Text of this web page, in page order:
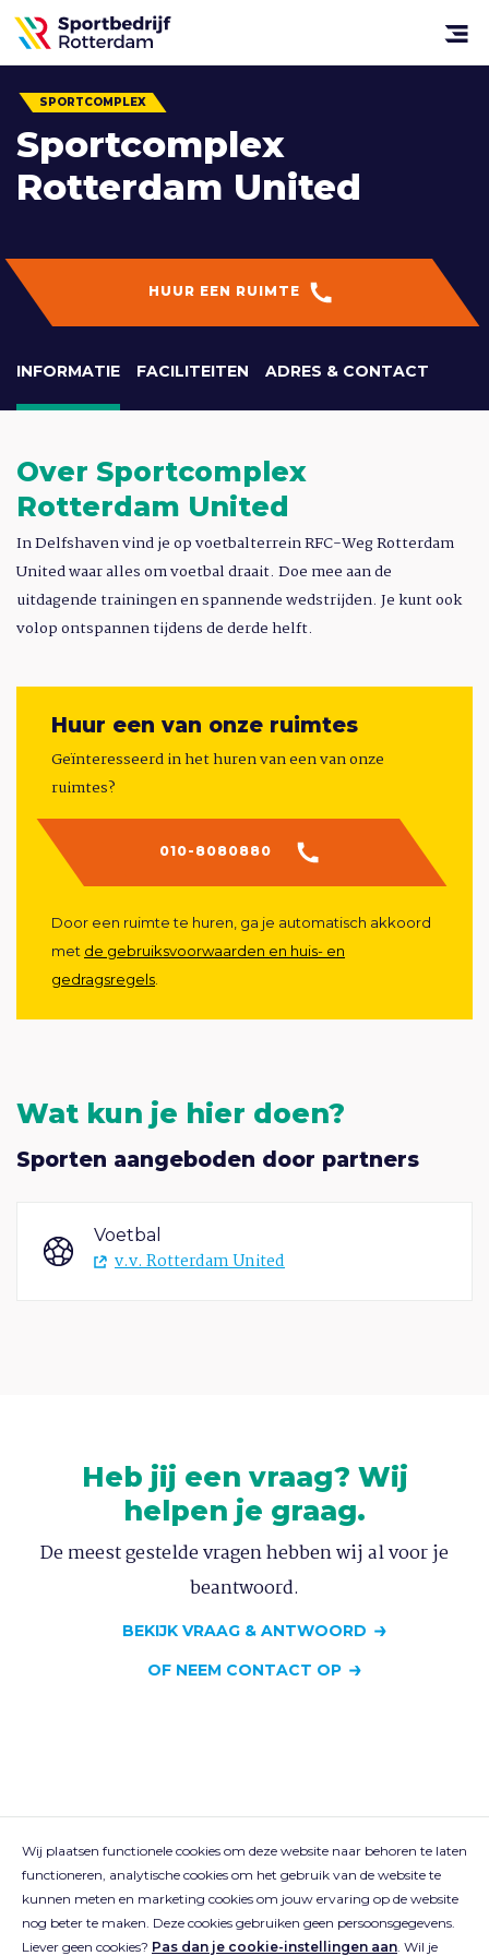
Open
Sportbedrijf
Rotterdam
SPORTCOMPLEX
Sportcomplex
Rotterdam United
HUUR EEN RUIMTE
INFORMATIE FACILITEITEN ADRES & CONTACT
Over Sportcomplex
Rotterdam United
In Delfshaven vind je op voetbalterrein RFC-Weg Rotterdam
United waar alles om voetbal draait. Doe mee aan de
uitdagende trainingen en spannende wedstrijden. Je kunt ook
volop ontspannen tijdens de derde helft.
Huur een van onze ruimtes
Geïnteresseerd in het huren van een van onze
ruimtes?
010-8080880
Door een ruimte te huren, ga je automatisch akkoord
met de gebruiksvoorwaarden en huis- en
gedragsregels
Wat kun je hier doen?
Sporten aangeboden door partners
Voetbal
v.v. Rotterdam United
Heb jij een vraag? Wij
helpen je graag.
De meest gestelde vragen hebben wij al voor je
beantwoord.
BEKIJK VRAAG & ANTWOORD
OF NEEM CONTACT OP
© 2018-2026 Sportbedrijf Rotterdam
Wij plaatsen functionele cookies om deze website naar behoren te laten
functioneren, analytische cookies om het gebruik van de website te
kunnen meten en marketing cookies om jouw ervaring op de website
nog beter te maken. Deze cookies gebruiken geen persoonsgegevens.
Liever geen cookies? Pas dan je cookie-instellingen aan . Wil je